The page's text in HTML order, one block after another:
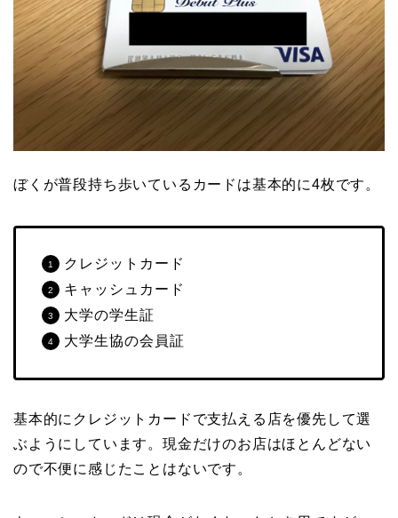
ぼくが普段持ち歩いているカードは基本的に4枚です。
クレジットカード
キャッシュカード
大学の学生証
大学生協の会員証
基本的にクレジットカードで支払える店を優先して選
ぶようにしています。現金だけのお店はほとんどない
ので不便に感じたことはないです。